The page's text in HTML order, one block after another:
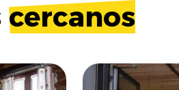
cercanos